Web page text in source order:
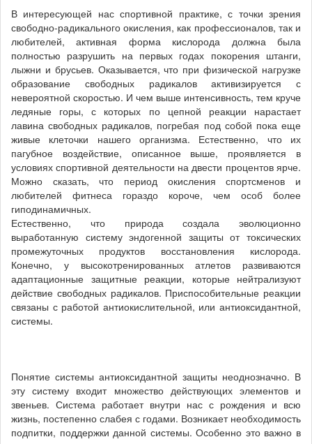
В интересующей нас спортивной практике, с точки зрения
свободно-радикального окисления, как профессионалов, так и
любителей, активная форма кислорода должна была
полностью разрушить на первых годах покорения штанги,
лыжни и брусьев. Оказывается, что при физической нагрузке
образование свободных радикалов активизируется с
невероятной скоростью. И чем выше интенсивность, тем круче
ледяные горы, с которых по цепной реакции нарастает
лавина свободных радикалов, погребая под собой пока еще
живые клеточки нашего организма. Естественно, что их
пагубное воздействие, описанное выше, проявляется в
условиях спортивной деятельности на двести процентов ярче.
Можно сказать, что период окисления спортсменов и
любителей фитнеса гораздо короче, чем особ более
гиподинамичных.
Естественно, что природа создала эволюционно
выработанную систему эндогенной защиты от токсических
промежуточных продуктов восстановления кислорода.
Конечно, у высокотренированных атлетов развиваются
адаптационные защитные реакции, которые нейтрализуют
действие свободных радикалов. Приспособительные реакции
связаны с работой антиокислительной, или антиоксидантной,
системы.
Понятие системы антиоксидантной защиты неоднозначно. В
эту систему входит множество действующих элементов и
звеньев. Система работает внутри нас с рождения и всю
жизнь, постепенно слабея с годами. Возникает необходимость
подпитки, поддержки данной системы. Особенно это важно в